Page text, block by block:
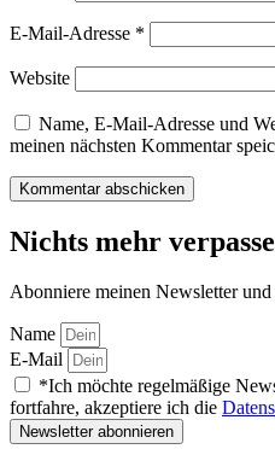
E-Mail-Adresse *
Website
Name, E-Mail-Adresse und
meinen nächsten Kommentar
Nichts mehr
Abonniere meinen Newsletter
Name
E-Mail
*Ich möchte regelmäßige
fortfahre, akzeptiere ich die
Newsletter abonnieren